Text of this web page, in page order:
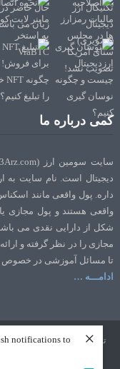
notifications to
×
کمی درباره ما
دیجیتال است. نام سایت به
داره. پول واقعی مانند
واقعی هستند و پول مجازی
شکل از دارایی نقدی می
مجازی را در نظر گرفته و
تا مسائل آموزشی در خصوص
ادامـــه …